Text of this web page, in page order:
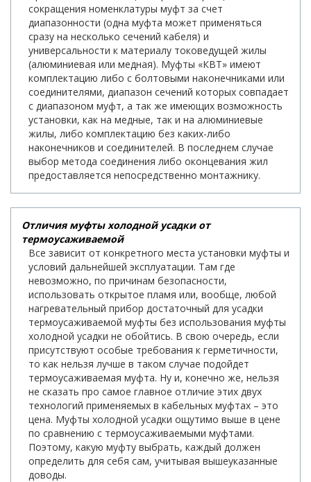
сокращения номенклатуры муфт за счет
диапазонности (одна муфта может применяться
сразу на несколько сечений кабеля) и
универсальности к материалу токоведущей жилы
(алюминиевая или медная). Муфты «КВТ» имеют
комплектацию либо с болтовыми наконечниками или
соединителями, диапазон сечений которых совпадает
с диапазоном муфт, а так же имеющих возможность
установки, как на медные, так и на алюминиевые
жилы, либо комплектацию без каких-либо
наконечников и соединителей. В последнем случае
выбор метода соединения либо оконцевания жил
предоставляется непосредственно монтажнику.
Отличия муфты холодной усадки от
термоусаживаемой
Все зависит от конкретного места установки муфты и
условий дальнейшей эксплуатации. Там где
невозможно, по причинам безопасности,
использовать открытое пламя или, вообще, любой
нагревательный прибор достаточный для усадки
термоусаживаемой муфты без использования муфты
холодной усадки не обойтись. В свою очередь, если
присутствуют особые требования к герметичности,
то как нельзя лучше в таком случае подойдет
термоусаживаемая муфта. Ну и, конечно же, нельзя
не сказать про самое главное отличие этих двух
технологий применяемых в кабельных муфтах – это
цена. Муфты холодной усадки ощутимо выше в цене
по сравнению с термоусаживаемыми муфтами.
Поэтому, какую муфту выбрать, каждый должен
определить для себя сам, учитывая вышеуказанные
доводы.